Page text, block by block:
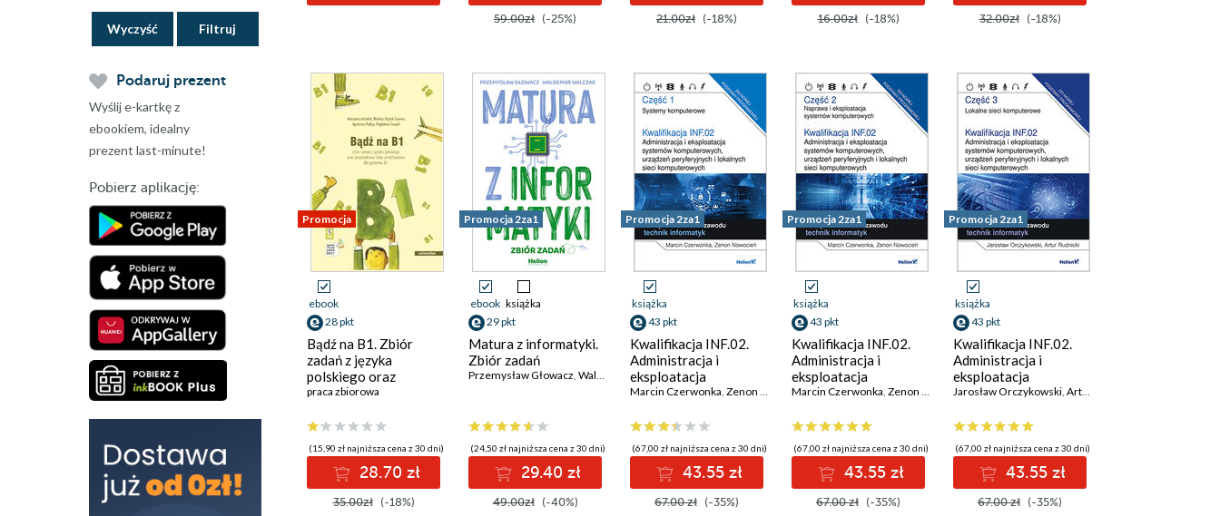
Wyczyść
Podaruj prezent
Wyślij e-kartkę z
ebookiem, idealny
prezent last-minute!
Pobierz aplikację:
59.00zł (-25%) 21.00zł (-18%) 16.00zł (-18%) 32.00zł (-18%)
Promocja
ebook
28 pkt
Bądź na B1. Zbiór
zadań z języka
polskiego oraz
przykładowe testy
poziomu B1
praca zbiorowa
(15,90 zł najniższa cena z 30 dni)
28.70 zł
35.00zł (-18%)
Promocja 2za1
ebook książka
29 pkt
Matura z informatyki.
Zbiór zadań
Przemysław Głowacz, Waldemar Walczak
(24,50 zł najniższa cena z 30 dni)
29.40 zł
49.00zł (-40%)
Promocja 2za1
książka
43 pkt
Kwalifikacja INF.02.
Administracja i
eksploatacja
systemów
urządzeń
peryferyjnych i
lokalnych sieci
komputerowych. Część
1. Systemy
komputerowe.
Marcin Czerwonka, Zenon Nowocień
(67,00 zł najniższa cena z 30 dni)
43.55 zł
67.00 zł (-35%)
Promocja 2za1
książka
43 pkt
Kwalifikacja INF.02.
Administracja i
eksploatacja
systemów
urządzeń
peryferyjnych i
lokalnych sieci
komputerowych. Część
2. Naprawa i
eksploatacja
Marcin Czerwonka, Zenon Nowocień
(67,00 zł najniższa cena z 30 dni)
43.55 zł
67.00 zł (-35%)
Promocja 2za1
książka
43 pkt
Kwalifikacja INF.02.
Administracja i
eksploatacja
systemów
urządzeń
peryferyjnych i
lokalnych sieci
komputerowych. Część
3. Lokalne sieci
komputerowe.
Jarosław Orczykowski, Artur Rudnicki
(67,00 zł najniższa cena z 30 dni)
43.55 zł
67.00 zł (-35%)